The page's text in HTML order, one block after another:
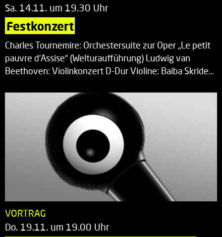
Sa. 14.11. um 19.30 Uhr
Festkonzert
Charles Tournemire: Orchestersuite zur Oper „Le petit
pauvre d’Assise“ (Welturaufführung) Ludwig van
Beethoven: Violinkonzert D-Dur Violine: Baiba Skride…
VORTRAG
Do. 19.11. um 19.00 Uhr